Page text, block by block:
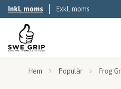
Inkl. moms Exkl. moms
Hem Populär Frog